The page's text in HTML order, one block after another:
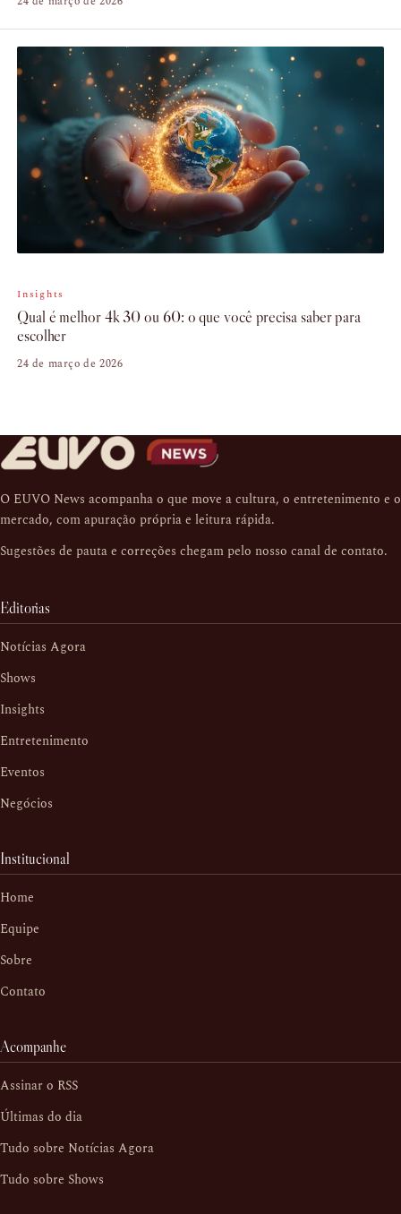
Insights
Qual é melhor 4k 30 ou 60: o que você precisa saber para
escolher
24 de março de 2026
O EUVO News acompanha o que move a cultura, o entretenimento e o
mercado, com apuração própria e leitura rápida.
Sugestões de pauta e correções chegam pelo nosso canal de contato.
Editorias
Notícias Agora
Shows
Insights
Entretenimento
Eventos
Negócios
Institucional
Home
Equipe
Sobre
Contato
Acompanhe
Assinar o RSS
Últimas do dia
Tudo sobre Notícias Agora
Tudo sobre Shows